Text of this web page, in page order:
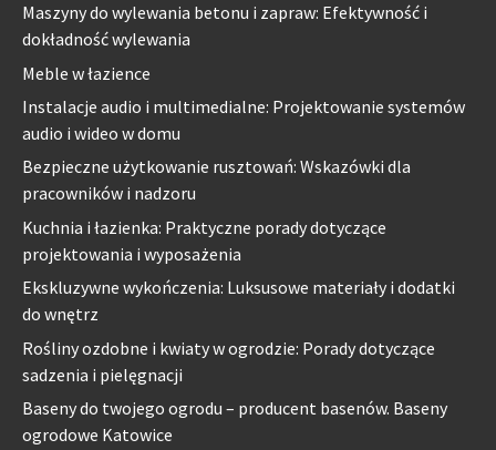
Maszyny do wylewania betonu i zapraw: Efektywność i
dokładność wylewania
Meble w łazience
Instalacje audio i multimedialne: Projektowanie systemów
audio i wideo w domu
Bezpieczne użytkowanie rusztowań: Wskazówki dla
pracowników i nadzoru
Kuchnia i łazienka: Praktyczne porady dotyczące
projektowania i wyposażenia
Ekskluzywne wykończenia: Luksusowe materiały i dodatki
do wnętrz
Rośliny ozdobne i kwiaty w ogrodzie: Porady dotyczące
sadzenia i pielęgnacji
Baseny do twojego ogrodu – producent basenów. Baseny
ogrodowe Katowice